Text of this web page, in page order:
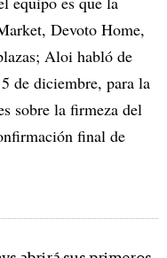
Devoto Home,
Aloi habló de
de diciembre, para la
sobre la firmeza del
final de